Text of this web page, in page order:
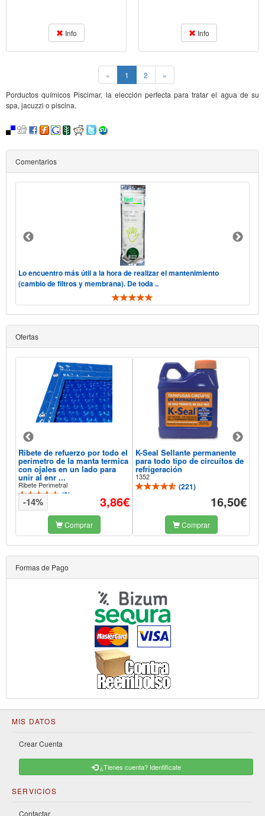
Info Info
« 1 (current)
2
»
Porductos químicos Piscimar, la elección perfecta para tratar el agua de su
spa, jacuzzi o piscina.
Comentarios
Lo encuentro más útil a la hora de realizar el mantenimiento
(cambio de filtros y membrana). De toda ..
Ofertas
Ribete de refuerzo por todo el
perímetro de la manta termica
con ojales en un lado para
unir al enr ...
Ribete Perimetral
(3) 3,86€
-14%
Comprar
K-Seal Sellante permanente
para todo tipo de circuítos de
refrigeración
1352
(221)
16,50€
Comprar
Formas de Pago
MIS DATOS
Crear Cuenta
¿Tienes cuenta? Identificate
SERVICIOS
Contactar